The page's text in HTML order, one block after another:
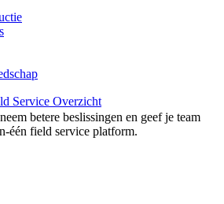
Service Overzicht
betere beslissingen en geef je team
één field service platform.